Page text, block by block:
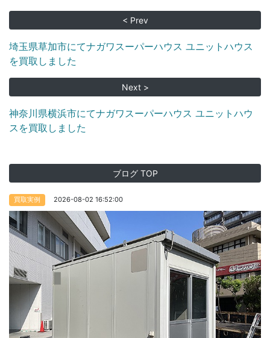
< Prev
埼玉県草加市にてナガワスーパーハウス ユニットハウス
を買取しました
Next >
神奈川県横浜市にてナガワスーパーハウス ユニットハウ
スを買取しました
ブログ TOP
買取実例 2026-08-02 16:52:00